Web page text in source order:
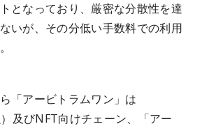
となっており、厳密な分散性を達
いが、その分低い手数料での利用
「アービトラムワン」は
及びNFT向けチェーン、「アー